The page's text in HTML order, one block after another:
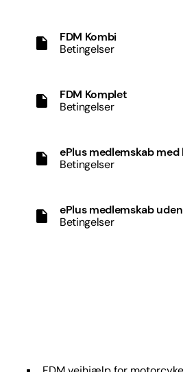
FDM Kombi
Betingelser
FDM Komplet
Betingelser
ePlus medlemskab med
Betingelser
ePlus medlemskab
Betingelser